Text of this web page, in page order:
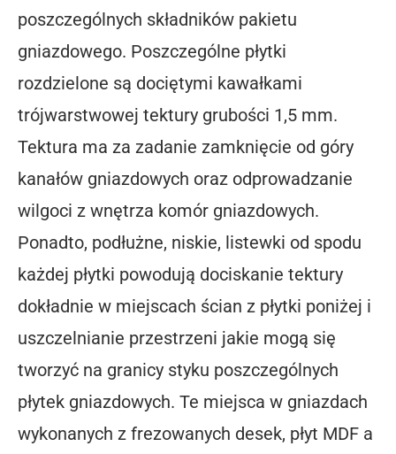
poszczególnych składników pakietu
gniazdowego. Poszczególne płytki
rozdzielone są dociętymi kawałkami
trójwarstwowej tektury grubości 1,5 mm.
Tektura ma za zadanie zamknięcie od góry
kanałów gniazdowych oraz odprowadzanie
wilgoci z wnętrza komór gniazdowych.
Ponadto, podłużne, niskie, listewki od spodu
każdej płytki powodują dociskanie tektury
dokładnie w miejscach ścian z płytki poniżej i
uszczelnianie przestrzeni jakie mogą się
tworzyć na granicy styku poszczególnych
płytek gniazdowych. Te miejsca w gniazdach
wykonanych z frezowanych desek, płyt MDF a